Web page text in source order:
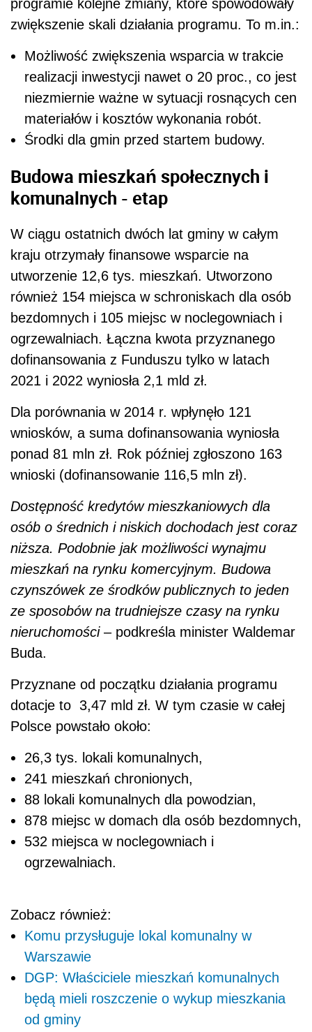
programie kolejne zmiany, które spowodowały
zwiększenie skali działania programu. To m.in.:
Możliwość zwiększenia wsparcia w trakcie
realizacji inwestycji nawet o 20 proc., co jest
niezmiernie ważne w sytuacji rosnących cen
materiałów i kosztów wykonania robót.
Środki dla gmin przed startem budowy.
Budowa mieszkań społecznych i
komunalnych - etap
W ciągu ostatnich dwóch lat gminy w całym
kraju otrzymały finansowe wsparcie na
utworzenie 12,6 tys. mieszkań. Utworzono
również 154 miejsca w schroniskach dla osób
bezdomnych i 105 miejsc w noclegowniach i
ogrzewalniach. Łączna kwota przyznanego
dofinansowania z Funduszu tylko w latach
2021 i 2022 wyniosła 2,1 mld zł.
Dla porównania w 2014 r. wpłynęło 121
wniosków, a suma dofinansowania wyniosła
ponad 81 mln zł. Rok później zgłoszono 163
wnioski (dofinansowanie 116,5 mln zł).
Dostępność kredytów mieszkaniowych dla
osób o średnich i niskich dochodach jest coraz
niższa. Podobnie jak możliwości wynajmu
mieszkań na rynku komercyjnym. Budowa
czynszówek ze środków publicznych to jeden
ze sposobów na trudniejsze czasy na rynku
nieruchomości– podkreśla minister Waldemar
Buda.
Przyznane od początku działania programu
dotacje to 3,47 mld zł. W tym czasie w całej
Polsce powstało około:
26,3 tys. lokali komunalnych,
241 mieszkań chronionych,
88 lokali komunalnych dla powodzian,
878 miejsc w domach dla osób bezdomnych,
532 miejsca w noclegowniach i
ogrzewalniach.
Zobacz również:
Komu przysługuje lokal komunalny w
Warszawie
DGP: Właściciele mieszkań komunalnych
będą mieli roszczenie o wykup mieszkania
od gminy